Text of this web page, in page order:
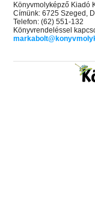
Könyvmolyképző Kiadó
Címünk: 6725 Szeged,
Telefon: (62) 551-132
Könyvrendeléssel